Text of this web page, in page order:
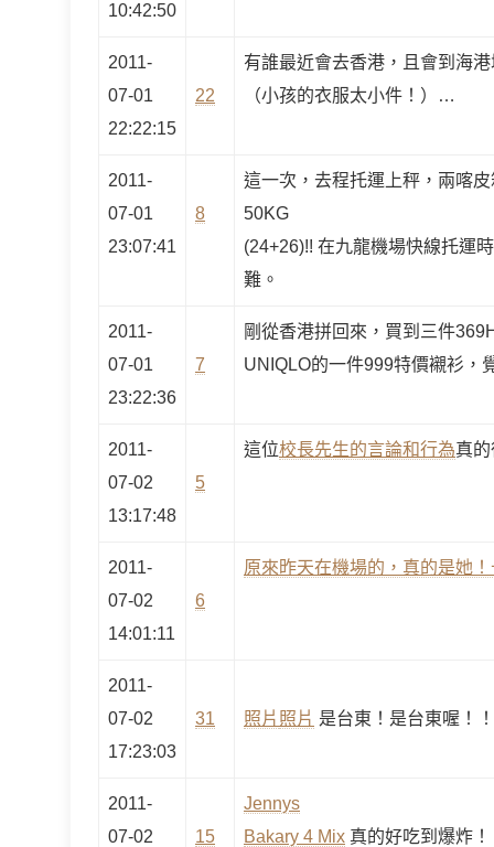
10:42:50
2011-
07-01
22:22:15
22
有誰最近會去香港，且會到海
（小孩的衣服太小件！）…
2011-
07-01
23:07:41
8
這一次，去程托運上秤，兩喀
50KG
(24+26)!! 在九龍機場快線托運
難。
2011-
07-01
23:22:36
7
剛從香港拼回來，買到三件
UNIQLO的一件999特價襯衫，
2011-
07-02
13:17:48
5
這位校長先生的言論和行為真
2011-
07-02
14:01:11
6
原來昨天在機場的，真的是她
2011-
07-02
17:23:03
31 照片 照片 是台東！是台東喔！
2011-
07-02
15
Jennys
Bakary 4 Mix 真的好吃到爆炸！